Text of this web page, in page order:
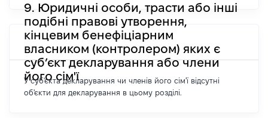
9. Юридичні особи, трасти або інші
подібні правові утворення,
кінцевим бенефіціарним
власником (контролером) яких є
суб’єкт декларування або члени
його сім'ї
У суб'єкта декларування чи членів його сім'ї відсутні
об'єкти для декларування в цьому розділі.